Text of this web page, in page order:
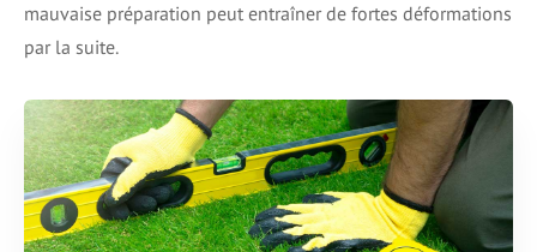
mauvaise préparation peut entraîner de fortes déformations
par la suite.